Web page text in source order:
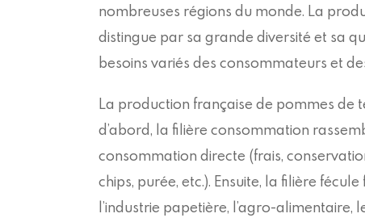
nombreuses régions du monde. La
distingue par sa grande diversité et sa
besoins variés des consommateurs et
La production française de pommes de
d’abord, la filière consommation
consommation directe (frais,
chips, purée, etc.). Ensuite, la filière
l’industrie papetière, l’agro-alimentaire,